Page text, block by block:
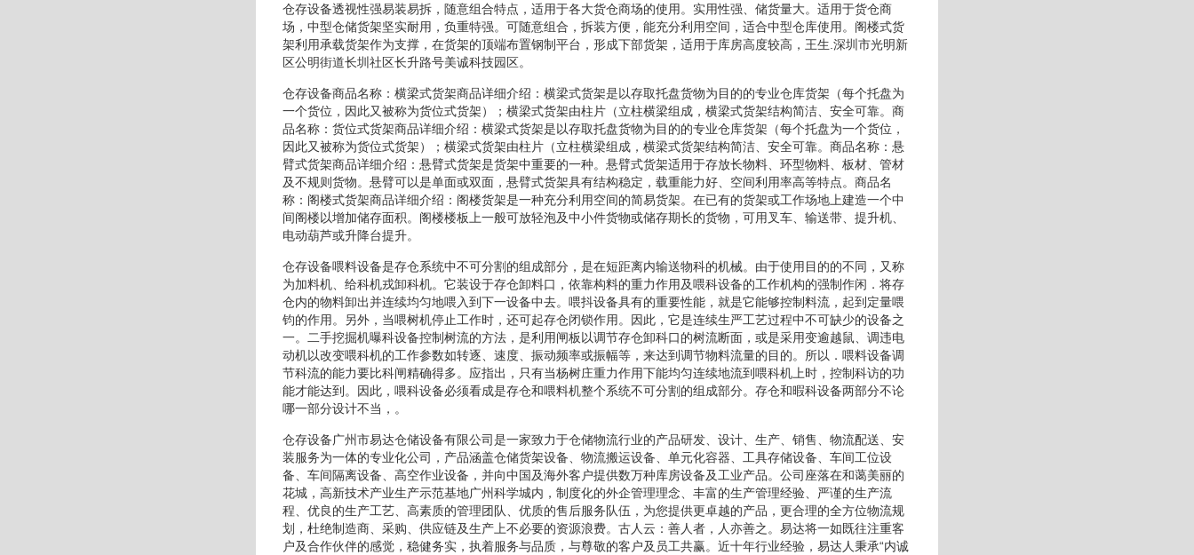
仓存设备透视性强易装易拆，随意组合特点，适用于各大货仓商场的使用。实用性强、储货量大。适用于货仓商
场，中型仓储货架坚实耐用，负重特强。可随意组合，拆装方便，能充分利用空间，适合中型仓库使用。阁楼式货
架利用承载货架作为支撑，在货架的顶端布置钢制平台，形成下部货架，适用于库房高度较高，王生.深圳市光明新
区公明街道长圳社区长升路号美诚科技园区。
仓存设备商品名称：横梁式货架商品详细介绍：横梁式货架是以存取托盘货物为目的的专业仓库货架（每个托盘为
一个货位，因此又被称为货位式货架）；横梁式货架由柱片（立柱横梁组成，横梁式货架结构简洁、安全可靠。商
品名称：货位式货架商品详细介绍：横梁式货架是以存取托盘货物为目的的专业仓库货架（每个托盘为一个货位，
因此又被称为货位式货架）；横梁式货架由柱片（立柱横梁组成，横梁式货架结构简洁、安全可靠。商品名称：悬
臂式货架商品详细介绍：悬臂式货架是货架中重要的一种。悬臂式货架适用于存放长物料、环型物料、板材、管材
及不规则货物。悬臂可以是单面或双面，悬臂式货架具有结构稳定，载重能力好、空间利用率高等特点。商品名
称：阁楼式货架商品详细介绍：阁楼货架是一种充分利用空间的简易货架。在已有的货架或工作场地上建造一个中
间阁楼以增加储存面积。阁楼楼板上一般可放轻泡及中小件货物或储存期长的货物，可用叉车、输送带、提升机、
电动葫芦或升降台提升。
仓存设备喂料设备是存仓系统中不可分割的组成部分，是在短距离内输送物科的机械。由于使用目的的不同，又称
为加料机、给科机戎卸科机。它装设于存仓卸料口，依靠构料的重力作用及喂科设备的工作机构的强制作闲．将存
仓内的物料卸出并连续均匀地喂入到下一设备中去。喂抖设备具有的重要性能，就是它能够控制料流，起到定量喂
钧的作用。另外，当喂树机停止工作时，还可起存仓闭锁作用。因此，它是连续生严工艺过程中不可缺少的设备之
一。二手挖掘机曝科设备控制树流的方法，是利用闸板以调节存仓卸科口的树流断面，或是采用变逾越鼠、调违电
动机以改变喂科机的工作参数如转逐、速度、振动频率或振幅等，来达到调节物料流量的目的。所以．喂料设备调
节科流的能力要比科闸精确得多。应指出，只有当杨树庄重力作用下能均匀连续地流到喂科机上时，控制科访的功
能才能达到。因此，喂科设备必须看成是存仓和喂料机整个系统不可分割的组成部分。存仓和暇科设备两部分不论
哪一部分设计不当，。
仓存设备广州市易达仓储设备有限公司是一家致力于仓储物流行业的产品研发、设计、生产、销售、物流配送、安
装服务为一体的专业化公司，产品涵盖仓储货架设备、物流搬运设备、单元化容器、工具存储设备、车间工位设
备、车间隔离设备、高空作业设备，并向中国及海外客户提供数万种库房设备及工业产品。公司座落在和蔼美丽的
花城，高新技术产业生产示范基地广州科学城内，制度化的外企管理理念、丰富的生产管理经验、严谨的生产流
程、优良的生产工艺、高素质的管理团队、优质的售后服务队伍，为您提供更卓越的产品，更合理的全方位物流规
划，杜绝制造商、采购、供应链及生产上不必要的资源浪费。古人云：善人者，人亦善之。易达将一如既往注重客
户及合作伙伴的感觉，稳健务实，执着服务与品质，与尊敬的客户及员工共赢。近十年行业经验，易达人秉承“内诚